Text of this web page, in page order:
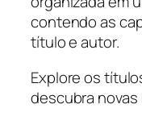
contendo as
título e autor.
Explore os
descubra